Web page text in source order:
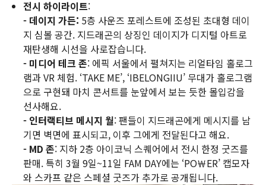
전시 하이라이트:
- 데이지 가든: 5층 사운즈 포레스트에 조성된 초대형 데이
지 심볼 공간. 지드래곤의 상징인 데이지가 디지털 아트로
재탄생해 시선을 사로잡습니다.
- 미디어 테크 존: 에픽 서울에서 펼쳐지는 리얼타임 홀로그
램과 VR 체험. ‘TAKE ME’, ‘IBELONGIIU’ 무대가 홀로그램
으로 구현돼 마치 콘서트를 눈앞에서 보는 듯한 몰입감을
선사해요.
- 인터랙티브 메시지 월: 팬들이 지드래곤에게 메시지를 남
기면 벽면에 표시되고, 이후 그에게 전달된다고 해요.
- MD 존: 지하 2층 아이코닉 스퀘어에서 전시 한정 굿즈를
판매. 특히 3월 9일~11일 FAM DAY에는 ‘PO￦ER’ 캡모자
와 스카프 같은 스페셜 굿즈가 추가로 공개됩니다.